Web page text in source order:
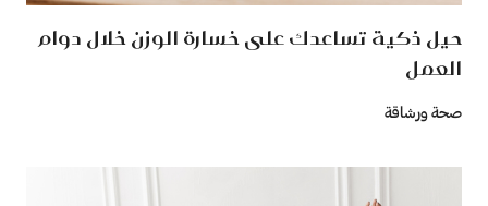
حيل ذكية تساعدك على خسارة الوزن خلال دوام
العمل
صحة ورشاقة